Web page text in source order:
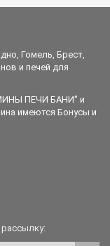
Гомель, Брест,
и печей для
ПЕЧИ БАНИ" и
имеются Бонусы и